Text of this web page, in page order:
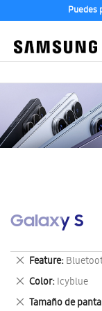
Puedes
Galaxy S
Feature
Eliminar
este
artículo
Color Icyblue
Eliminar
este
Tamaño de
Eliminar